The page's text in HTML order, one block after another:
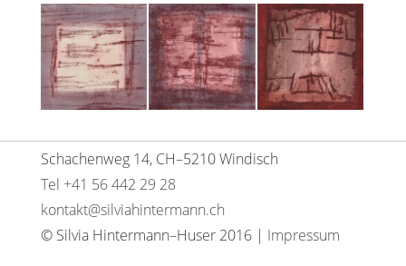
Schachenweg 14, CH–5210 Windisch
Tel +41 56 442 29 28
kontakt@silviahintermann.ch
© Silvia Hintermann–Huser 2016 | Impressum